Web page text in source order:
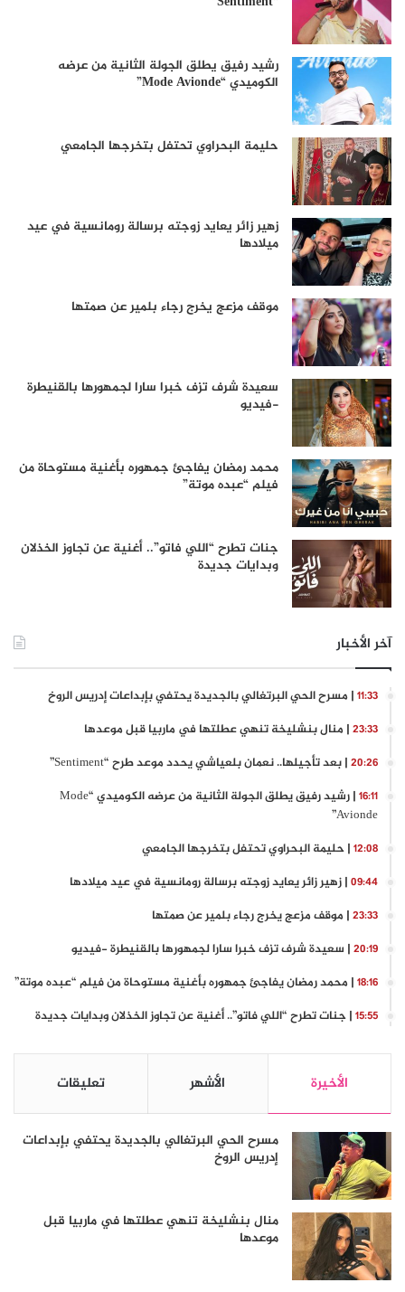
رشيد رفيق يطلق الجولة الثانية من عرضه
الكوميدي “Mode Avionde”
حليمة البحراوي تحتفل بتخرجها الجامعي
زهير زائر يعايد زوجته برسالة رومانسية في عيد
ميلادها
موقف مزعج يخرج رجاء بلمير عن صمتها
سعيدة شرف تزف خبرا سارا لجمهورها بالقنيطرة
-فيديو
محمد رمضان يفاجئ جمهوره بأغنية مستوحاة من
فيلم “عبده موتة”
جنات تطرح “اللي فاتو”.. أغنية عن تجاوز الخذلان
وبدايات جديدة
آخر الأخبار
11:33 | مسرح الحي البرتغالي بالجديدة يحتفي بإبداعات إدريس الروخ
23:33 | منال بنشليخة تنهي عطلتها في ماربيا قبل موعدها
20:26 | بعد تأجيلها.. نعمان بلعياشي يحدد موعد طرح “Sentiment”
16:11
| رشيد رفيق يطلق الجولة الثانية من عرضه الكوميدي “Mode
Avionde”
12:08 | حليمة البحراوي تحتفل بتخرجها الجامعي
09:44 | زهير زائر يعايد زوجته برسالة رومانسية في عيد ميلادها
23:33 | موقف مزعج يخرج رجاء بلمير عن صمتها
20:19 | سعيدة شرف تزف خبرا سارا لجمهورها بالقنيطرة -فيديو
18:16 | محمد رمضان يفاجئ جمهوره بأغنية مستوحاة من فيلم “عبده موتة”
15:55 | جنات تطرح “اللي فاتو”.. أغنية عن تجاوز الخذلان وبدايات جديدة
الأخيرة الأشهر تعليقات
مسرح الحي البرتغالي بالجديدة يحتفي بإبداعات
إدريس الروخ
منال بنشليخة تنهي عطلتها في ماربيا قبل
موعدها